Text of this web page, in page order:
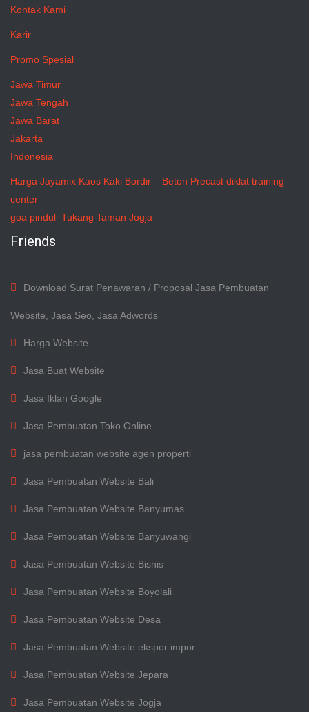
Kontak Kami
Karir
Promo Spesial
Jawa Timur
Jawa Tengah
Jawa Barat
Jakarta
Indonesia
Harga Jayamix Kaos Kaki Bordir – Beton Precast diklat training
center
goa pindul Tukang Taman Jogja
Friends
Download Surat Penawaran / Proposal Jasa Pembuatan
Website, Jasa Seo, Jasa Adwords
Harga Website
Jasa Buat Website
Jasa Iklan Google
Jasa Pembuatan Toko Online
jasa pembuatan website agen properti
Jasa Pembuatan Website Bali
Jasa Pembuatan Website Banyumas
Jasa Pembuatan Website Banyuwangi
Jasa Pembuatan Website Bisnis
Jasa Pembuatan Website Boyolali
Jasa Pembuatan Website Desa
Jasa Pembuatan Website ekspor impor
Jasa Pembuatan Website Jepara
Jasa Pembuatan Website Jogja